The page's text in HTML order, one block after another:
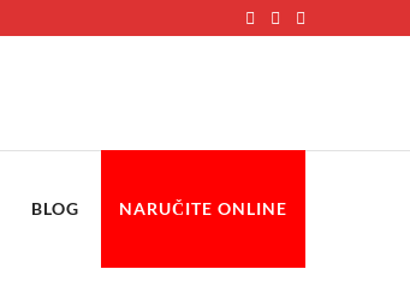
BLOG NARUČITE ONLINE